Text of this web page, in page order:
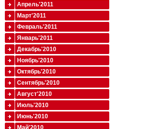
Апрель'2011
Март'2011
Февраль'2011
Январь'2011
Декабрь'2010
Ноябрь'2010
Октябрь'2010
Сентябрь'2010
Август'2010
Июль'2010
Июнь'2010
Май'2010